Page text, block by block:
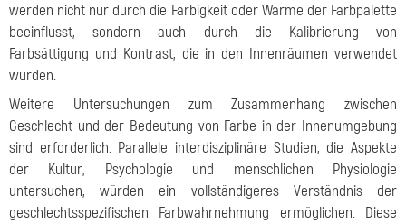
werden nicht nur durch die Farbigkeit oder Wärme der Farbpalette
beeinflusst, sondern auch durch die Kalibrierung von
Farbsättigung und Kontrast, die in den Innenräumen verwendet
wurden.
Weitere Untersuchungen zum Zusammenhang zwischen
Geschlecht und der Bedeutung von Farbe in der Innenumgebung
sind erforderlich. Parallele interdisziplinäre Studien, die Aspekte
der Kultur, Psychologie und menschlichen Physiologie
untersuchen, würden ein vollständigeres Verständnis der
geschlechtsspezifischen Farbwahrnehmung ermöglichen. Diese